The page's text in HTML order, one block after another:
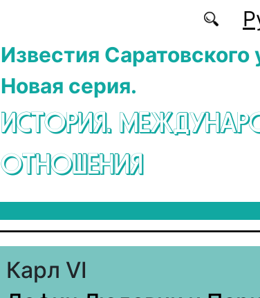
Известия Саратовского
Новая серия.
ИСТОРИЯ.
ОТНОШЕНИЯ
Карл VI